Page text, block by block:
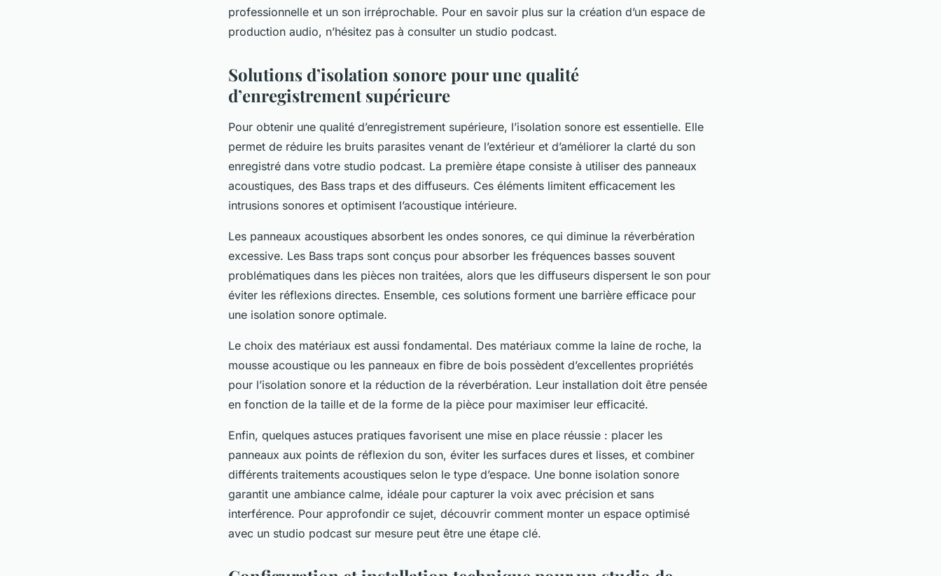
professionnelle et un son irréprochable. Pour en savoir plus sur la création d’un espace de
production audio, n’hésitez pas à consulter un studio podcast.
Solutions d’isolation sonore pour une qualité
d’enregistrement supérieure
Pour obtenir une qualité d’enregistrement supérieure, l’isolation sonore est essentielle. Elle
permet de réduire les bruits parasites venant de l’extérieur et d’améliorer la clarté du son
enregistré dans votre studio podcast. La première étape consiste à utiliser des panneaux
acoustiques, des Bass traps et des diffuseurs. Ces éléments limitent efficacement les
intrusions sonores et optimisent l’acoustique intérieure.
Les panneaux acoustiques absorbent les ondes sonores, ce qui diminue la réverbération
excessive. Les Bass traps sont conçus pour absorber les fréquences basses souvent
problématiques dans les pièces non traitées, alors que les diffuseurs dispersent le son pour
éviter les réflexions directes. Ensemble, ces solutions forment une barrière efficace pour
une isolation sonore optimale.
Le choix des matériaux est aussi fondamental. Des matériaux comme la laine de roche, la
mousse acoustique ou les panneaux en fibre de bois possèdent d’excellentes propriétés
pour l’isolation sonore et la réduction de la réverbération. Leur installation doit être pensée
en fonction de la taille et de la forme de la pièce pour maximiser leur efficacité.
Enfin, quelques astuces pratiques favorisent une mise en place réussie : placer les
panneaux aux points de réflexion du son, éviter les surfaces dures et lisses, et combiner
différents traitements acoustiques selon le type d’espace. Une bonne isolation sonore
garantit une ambiance calme, idéale pour capturer la voix avec précision et sans
interférence. Pour approfondir ce sujet, découvrir comment monter un espace optimisé
avec un studio podcast sur mesure peut être une étape clé.